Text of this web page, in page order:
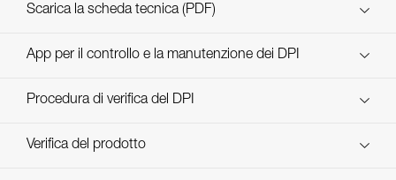
Scarica la scheda tecnica (PDF)
Technical Notice
App per il controllo e la manutenzione dei DPI
scopri ePPEcentre
Procedura di verifica del DPI
verif-EPI-ZILLON-procedure-IT
Verifica del prodotto